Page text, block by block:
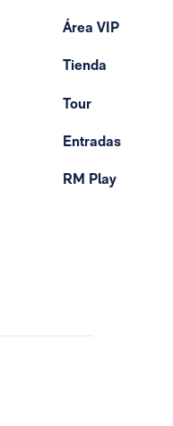
Área VIP
Tienda
Tour
Entradas
RM Play